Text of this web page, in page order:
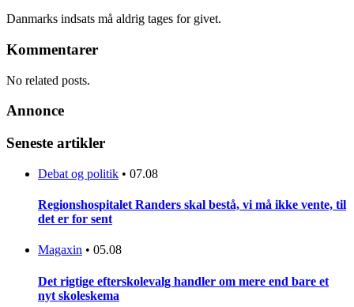
Danmarks indsats må aldrig tages for givet.
Kommentarer
No related posts.
Annonce
Seneste artikler
Debat og politik • 07.08
Regionshospitalet Randers skal bestå, vi må ikke vente, til
det er for sent
Magaxin • 05.08
Det rigtige efterskolevalg handler om mere end bare et
nyt skoleskema